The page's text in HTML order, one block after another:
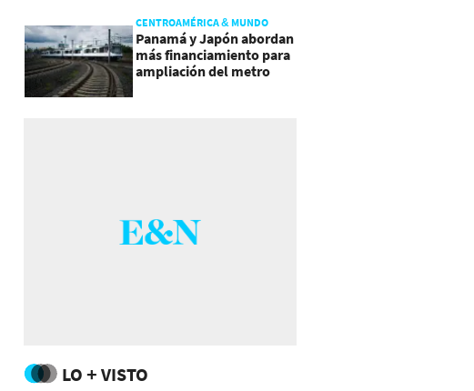
CENTROAMÉRICA & MUNDO
Panamá y Japón abordan
más financiamiento para
ampliación del metro
LO + VISTO